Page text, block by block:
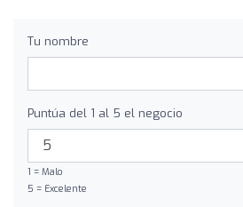
Tu nombre
Puntúa del 1 al 5 el negocio
1 = Malo
5 = Excelente